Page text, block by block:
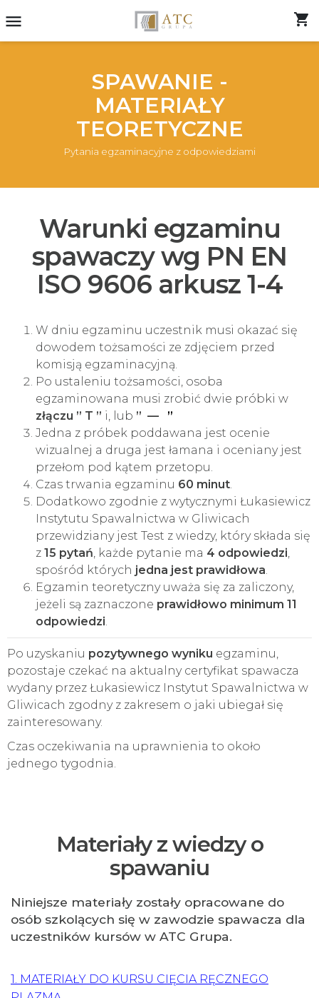
menu shopping_cart
SPAWANIE -
MATERIAŁY
TEORETYCZNE
Pytania egzaminacyjne z odpowiedziami
Warunki egzaminu
spawaczy wg PN EN
ISO 9606 arkusz 1-4
W dniu egzaminu uczestnik musi okazać się
dowodem tożsamości ze zdjęciem przed
komisją egzaminacyjną.
Po ustaleniu tożsamości, osoba
egzaminowana musi zrobić dwie próbki w
złączu ” T ” i, lub ” — ”
Jedna z próbek poddawana jest ocenie
wizualnej a druga jest łamana i oceniany jest
przełom pod kątem przetopu.
Czas trwania egzaminu 60 minut.
Dodatkowo zgodnie z wytycznymi Łukasiewicz
Instytutu Spawalnictwa w Gliwicach
przewidziany jest Test z wiedzy, który składa się
z 15 pytań, każde pytanie ma 4 odpowiedzi,
spośród których jedna jest prawidłowa.
Egzamin teoretyczny uważa się za zaliczony,
jeżeli są zaznaczone prawidłowo minimum 11
odpowiedzi.
Po uzyskaniu pozytywnego wyniku egzaminu,
pozostaje czekać na aktualny certyfikat spawacza
wydany przez Łukasiewicz Instytut Spawalnictwa w
Gliwicach zgodny z zakresem o jaki ubiegał się
zainteresowany.
Czas oczekiwania na uprawnienia to około
jednego tygodnia.
Materiały z wiedzy o
spawaniu
Niniejsze materiały zostały opracowane do
osób szkolących się w zawodzie spawacza dla
uczestników kursów w ATC Grupa.
1. MATERIAŁY DO KURSU CIĘCIA RĘCZNEGO